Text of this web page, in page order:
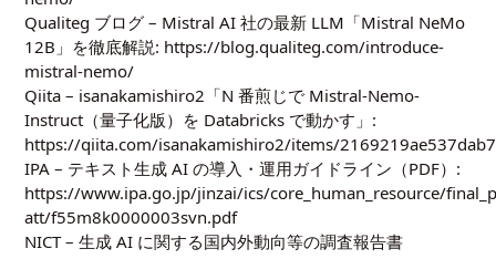
Qualiteg ブログ – Mistral AI 社の最新 LLM「Mistral NeMo
12B」を徹底解説: https://blog.qualiteg.com/introduce-
mistral-nemo/
Qiita – isanakamishiro2「N 番煎じで Mistral-Nemo-
Instruct（量子化版）を Databricks で動かす」:
https://qiita.com/isanakamishiro2/items/
IPA – テキスト生成 AI の導入・運用ガイドライン（PDF）:
https://www.ipa.go.jp/jinzai/ics/core_human_resource/
att/f55m8k0000003svn.pdf
NICT – 生成 AI に関する国内外動向等の調査報告書